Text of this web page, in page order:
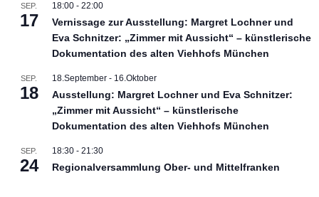
SEP.
17
18:00- 22:00
Vernissage zur Ausstellung: Margret Lochner und
Eva Schnitzer: „Zimmer mit Aussicht“ – künstlerische
Dokumentation des alten Viehhofs München
SEP.
18
18.September- 16.Oktober
Ausstellung: Margret Lochner und Eva Schnitzer:
„Zimmer mit Aussicht“ – künstlerische
Dokumentation des alten Viehhofs München
SEP.
24
18:30- 21:30
Regionalversammlung Ober- und Mittelfranken